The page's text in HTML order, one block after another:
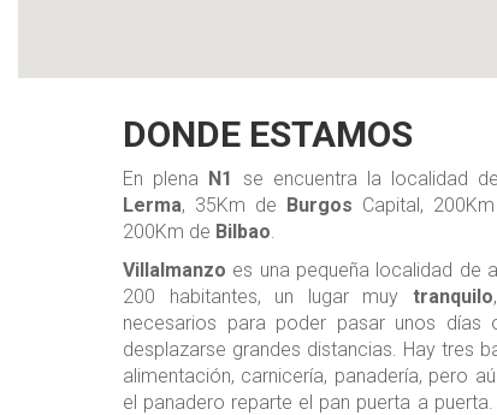
DONDE ESTAMOS
En plena N1
se encuentra la localidad
Lerma, 35Km de Burgos Capital,
200Km de Bilbao.
Villalmanzo es una pequeña localidad de
200 habitantes, un lugar muy tranquilo
necesarios para poder pasar unos días
desplazarse grandes distancias. Hay tres
alimentación, carnicería, panadería, pero
el panadero reparte el pan puerta a